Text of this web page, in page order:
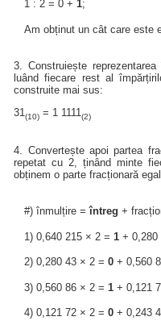
1 : 2 = 0 + 1;
Am obținut un cât care este
3. Construiește
luând fiecare rest al
construite mai sus:
31(10) = 1 1111(2)
4. Convertește apoi partea
repetat cu 2, ținând minte
obținem o parte fracționară
#) înmulțire =întreg +
1) 0,640 215 × 2 = 1+ 0,280
2) 0,280 43 × 2 = 0+ 0,560
3) 0,560 86 × 2 = 1+ 0,121
4) 0,121 72 × 2 = 0+ 0,243